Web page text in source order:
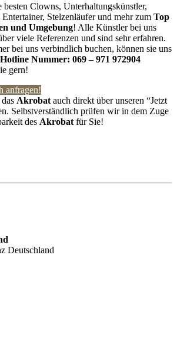
besten Clowns, Unterhaltungskünstler,
Stelzenläufer und mehr zum Top
und Umgebung! Alle Künstler bei uns
viele Referenzen und sind sehr erfahren.
bei uns verbindlich buchen, können sie uns
Hotline Nummer: 069 – 971 972904
gern!
anfragen!
Akrobat auch direkt über unseren “Jetzt
Selbstverständlich prüfen wir in dem Zuge
des Akrobat für Sie!
Deutschland